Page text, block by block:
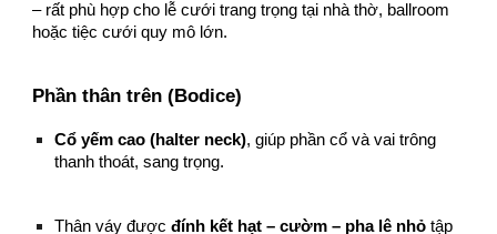
– rất phù hợp cho lễ cưới trang trọng tại nhà thờ, ballroom
hoặc tiệc cưới quy mô lớn.
Phần thân trên (Bodice)
Cổ yếm cao (halter neck), giúp phần cổ và vai trông
thanh thoát, sang trọng.
Thân váy đượcđính kết hạt – cườm – pha lê nhỏ tập